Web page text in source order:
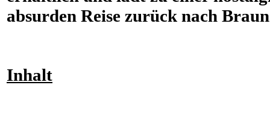
absurden Reise zurück nach
Inhalt